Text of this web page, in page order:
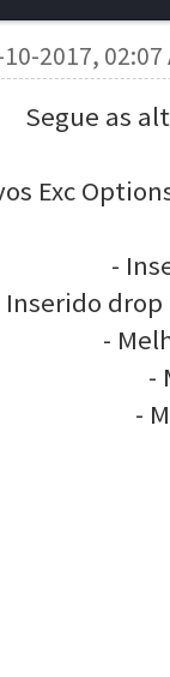
2017, 02:07
Segue as
Exc
-
Inserido drop
-
-
-